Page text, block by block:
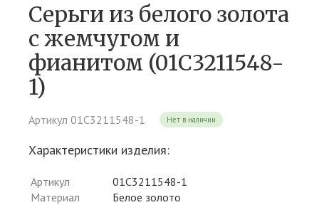
Серьги из белого золота
c жемчугом и
фианитом (01С3211548-
1)
Артикул 01С3211548-1 Нет в наличии
Характеристики изделия:
Артикул
01С3211548-1
Материал
Белое золото